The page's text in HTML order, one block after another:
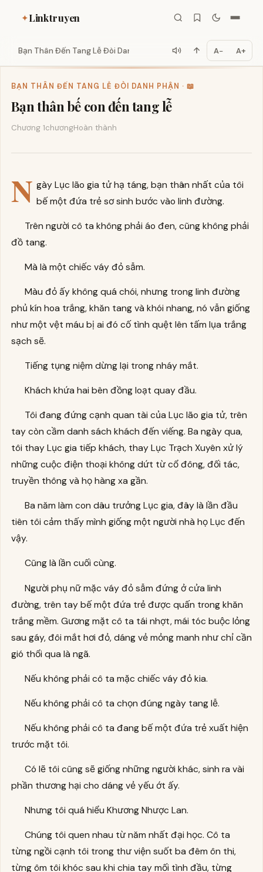
✦Linktruyen
Bạn Thân Đến Tang Lễ Đòi Danh... A− A+
BẠN THÂN ĐẾN TANG LỄ ĐÒI DANH PHẬN · 📖
Bạn thân bế con đến tang lễ
Chương 1chươngHoàn thành
N gày Lục lão gia tử hạ táng, bạn thân nhất của tôi
bế một đứa trẻ sơ sinh bước vào linh đường.
Trên người cô ta không phải áo đen, cũng không phải
đồ tang.
Mà là một chiếc váy đỏ sẫm.
Màu đỏ ấy không quá chói, nhưng trong linh đường
phủ kín hoa trắng, khăn tang và khói nhang, nó vẫn giống
như một vệt máu bị ai đó cố tình quệt lên tấm lụa trắng
sạch sẽ.
Tiếng tụng niệm dừng lại trong nháy mắt.
Khách khứa hai bên đồng loạt quay đầu.
Tôi đang đứng cạnh quan tài của Lục lão gia tử, trên
tay còn cầm danh sách khách đến viếng. Ba ngày qua,
tôi thay Lục gia tiếp khách, thay Lục Trạch Xuyên xử lý
những cuộc điện thoại không dứt từ cổ đông, đối tác,
truyền thông và họ hàng xa gần.
Ba năm làm con dâu trưởng Lục gia, đây là lần đầu
tiên tôi cảm thấy mình giống một người nhà họ Lục đến
vậy.
Cũng là lần cuối cùng.
Người phụ nữ mặc váy đỏ sẫm đứng ở cửa linh
đường, trên tay bế một đứa trẻ được quấn trong khăn
trắng mềm. Gương mặt cô ta tái nhợt, mái tóc buộc lỏng
sau gáy, đôi mắt hơi đỏ, dáng vẻ mỏng manh như chỉ cần
gió thổi qua là ngã.
Nếu không phải cô ta mặc chiếc váy đỏ kia.
Nếu không phải cô ta chọn đúng ngày tang lễ.
Nếu không phải cô ta đang bế một đứa trẻ xuất hiện
trước mặt tôi.
Có lẽ tôi cũng sẽ giống những người khác, sinh ra vài
phần thương hại cho dáng vẻ yếu ớt ấy.
Nhưng tôi quá hiểu Khương Nhược Lan.
Chúng tôi quen nhau từ năm nhất đại học. Cô ta
từng ngồi cạnh tôi trong thư viện suốt ba đêm ôn thi,
từng ôm tôi khóc sau khi chia tay mối tình đầu, từng